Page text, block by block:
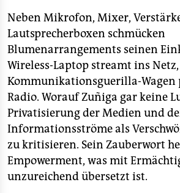
Neben Mikrofon, Mixer,
Lautsprecherboxen schmücken
Blumenarrangements seinen
Wireless-Laptop streamt ins
Kommunikationsguerilla-Wagen
Radio. Worauf Zuñiga gar keine
Privatisierung der Medien und
Informationsströme als
zu kritisieren. Sein Zauberwort
Empowerment, was mit
unzureichend übersetzt ist.